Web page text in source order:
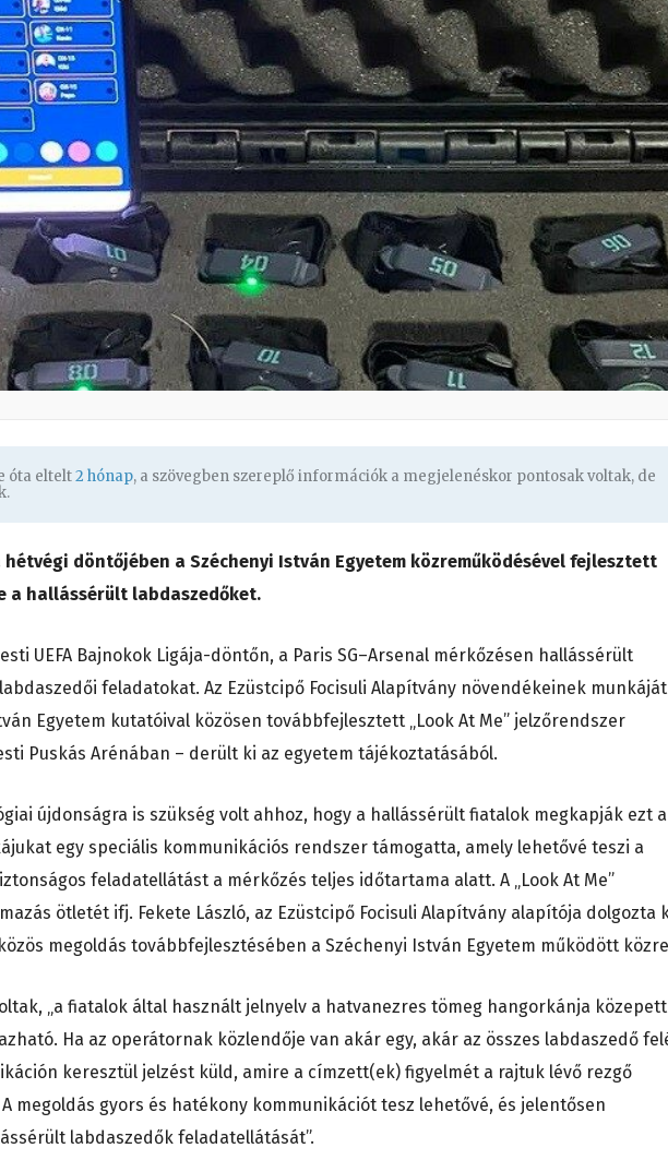
óta eltelt2 hónap, a szövegben szereplő információk a megjelenéskor pontosak voltak, de
döntőjében a Széchenyi István Egyetem közreműködésével fejlesztett
a hallássérült labdaszedőket.
UEFA Bajnokok Ligája-döntőn, a Paris SG–Arsenal mérkőzésen hallássérült
feladatokat. Az Ezüstcipő Focisuli Alapítvány növendékeinek
Egyetem kutatóival közösen továbbfejlesztett „Look At Me” jelzőrendszer
Puskás Arénában – derült ki az egyetem tájékoztatásából.
újdonságra is szükség volt ahhoz, hogy a hallássérült fiatalok megkapják ezt a
egy speciális kommunikációs rendszer támogatta, amely lehetővé teszi a
feladatellátást a mérkőzés teljes időtartama alatt. A „Look At Me”
ötletét ifj. Fekete László, az Ezüstcipő Focisuli Alapítvány alapítója dolgozta
megoldás továbbfejlesztésében a Széchenyi István Egyetem működött
„a fiatalok által használt jelnyelv a hatvanezres tömeg hangorkánja
Ha az operátornak közlendője van akár egy, akár az összes labdaszedő
keresztül jelzést küld, amire a címzett(ek) figyelmét a rajtuk lévő rezgő
megoldás gyors és hatékony kommunikációt tesz lehetővé, és jelentősen
labdaszedők feladatellátását”.